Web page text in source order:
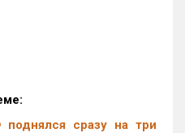
сразу на три